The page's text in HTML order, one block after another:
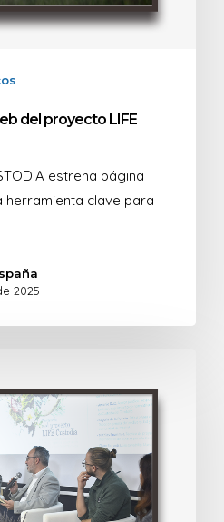
del proyecto LIFE
estrena página
herramienta clave para
2025